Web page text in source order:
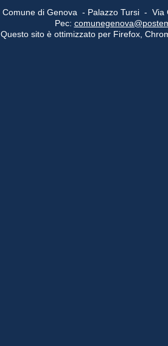
Comune di Genova - Palazzo Tursi -
Pec:
Questo sito è ottimizzato per Firefox,